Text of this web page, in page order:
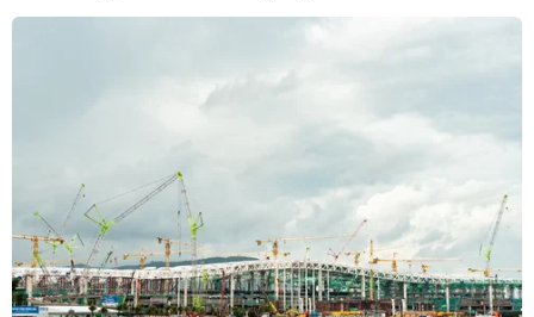
làm việc. (Ảnh: Văn Điệp/TTXVN)
Ngày 13/8, tại buổi làm việc với Liên minh Hợp
tác xã thành phố Hà Nội về kết quả thực hiện